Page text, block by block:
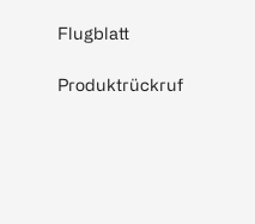
Flugblatt
Produktrückruf